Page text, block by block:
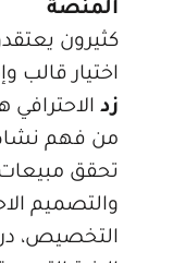
يعتقدون أن
قالب وإضافة
هو عملية
نشاطك وتنتهي
مبيعات فعلية.
الاحترافي
دراسة